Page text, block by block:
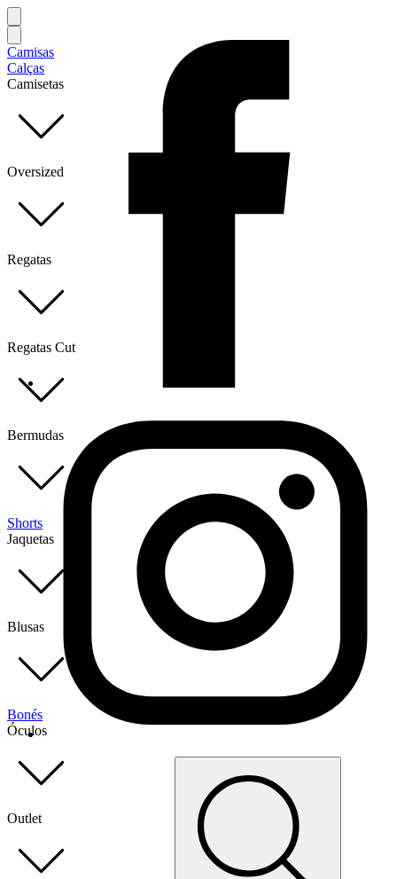
Camisas
Calças
Camisetas
Oversized
Regatas
Regatas Cut
Bermudas
Shorts
Jaquetas
Blusas
Bonés
Óculos
Outlet